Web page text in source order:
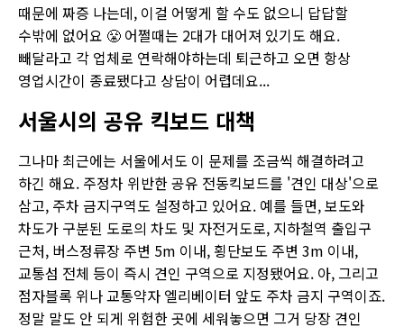
때문에 짜증 나는데, 이걸 어떻게 할 수도 없으니 답답할
수밖에 없어요 😤 어쩔때는 2대가 대어져 있기도 해요.
빼달라고 각 업체로 연락해야하는데 퇴근하고 오면 항상
영업시간이 종료됐다고 상담이 어렵데요...
서울시의 공유 킥보드 대책
그나마 최근에는 서울에서도 이 문제를 조금씩 해결하려고
하긴 해요. 주정차 위반한 공유 전동킥보드를 '견인 대상'으로
삼고, 주차 금지구역도 설정하고 있어요. 예를 들면, 보도와
차도가 구분된 도로의 차도 및 자전거도로, 지하철역 출입구
근처, 버스정류장 주변 5m 이내, 횡단보도 주변 3m 이내,
교통섬 전체 등이 즉시 견인 구역으로 지정됐어요. 아, 그리고
점자블록 위나 교통약자 엘리베이터 앞도 주차 금지 구역이죠.
정말 말도 안 되게 위험한 곳에 세워놓으면 그거 당장 견인